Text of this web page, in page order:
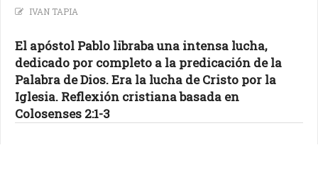
IVAN TAPIA
El apóstol Pablo libraba una intensa lucha,
dedicado por completo a la predicación de la
Palabra de Dios. Era la lucha de Cristo por la
Iglesia. Reflexión cristiana basada en
Colosenses 2:1-3